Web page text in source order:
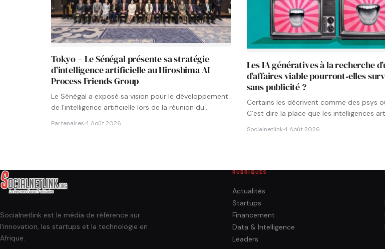
Tokyo – Le Sénégal présente sa stratégie
d’intelligence artificielle au Hiroshima AI
Process Friends Group
Le Sénégal a exposé sa vision pour le développement
de l’intelligence artificielle lors de la réunion du
Partenaires·4 Août 2026
Les IA génératives à la recherche
d’affaires viable pourront‑elles
sans publicité ?
Certains les décrivent comme des psys
C’est dire la place que les intelligences
Socialnetlink·4 Août 2026
Socialnetlink est le média de référence sur
l'innovation, les startups et la technologie en
Afrique.
RUBRIQUES
Actualités
Startups
Financement
Data & Intelligence
Leaders